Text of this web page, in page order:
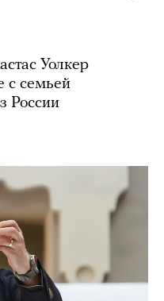
Уолкер
с семьей
России